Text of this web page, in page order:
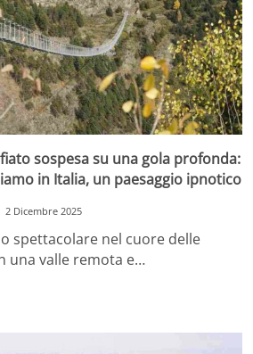
sospesa su una gola profonda:
in Italia, un paesaggio ipnotico
2 Dicembre 2025
spettacolare nel cuore delle
una valle remota e…